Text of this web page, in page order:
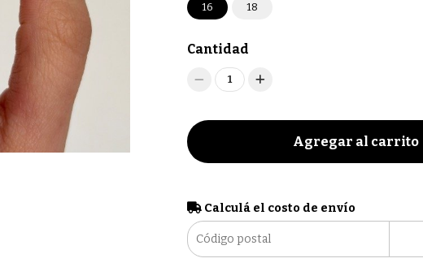
16 18
Cantidad
1
Agregar al carrito
Calculá el costo de envío